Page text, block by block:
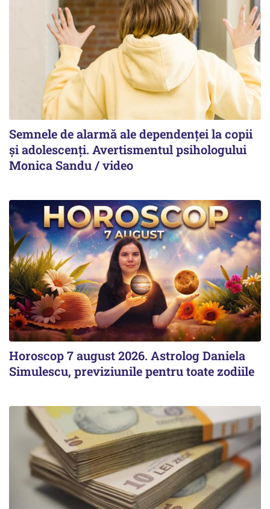
Semnele de alarmă ale dependenței la copii
și adolescenți. Avertismentul psihologului
Monica Sandu / video
Horoscop 7 august 2026. Astrolog Daniela
Simulescu, previziunile pentru toate zodiile